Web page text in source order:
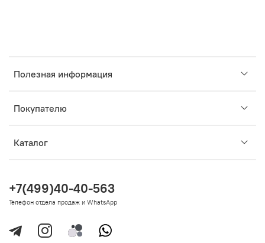
Полезная информация
Покупателю
Каталог
+7(499)40-40-563
Телефон отдела продаж и WhatsApp